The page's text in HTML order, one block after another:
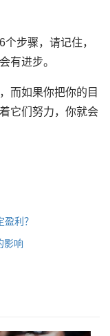
步骤，请记住，
有进步。
而如果你把你的目
它们努力，你就会
利？
影响